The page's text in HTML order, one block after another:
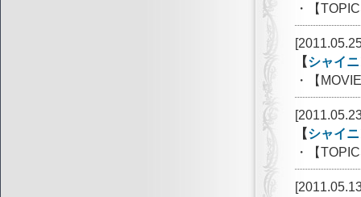
・【
【シャイ
・【
【シャイ
・【